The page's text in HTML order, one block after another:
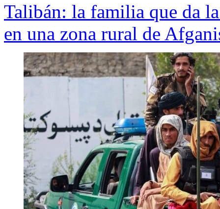
Talibán: la familia que da
en una zona rural de